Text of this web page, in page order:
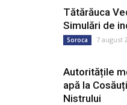
Tătărăuca
Simulări de
Soroca 7 august
Autoritățile
apă la
Nistrului